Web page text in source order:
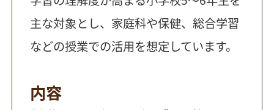
主な対象とし、家庭科や保健、総合学習
などの授業での活用を想定しています。
内容